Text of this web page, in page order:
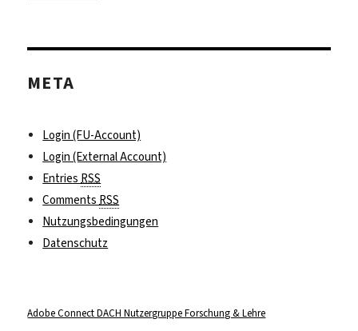
META
Login (FU-Account)
Login (External Account)
EntriesRSS
CommentsRSS
Nutzungsbedingungen
Datenschutz
Adobe Connect DACH Nutzergruppe Forschung & Lehre